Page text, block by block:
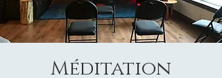
Méditation